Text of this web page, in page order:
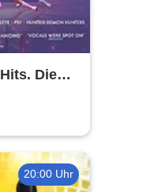
Die
20:00 Uhr